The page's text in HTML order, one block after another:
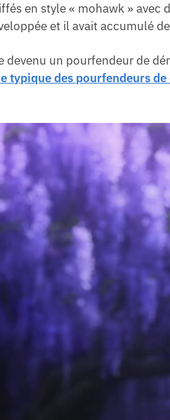
en style « mohawk »
et il avait accumulé
devenu un pourfendeur de
typique des pourfendeurs de